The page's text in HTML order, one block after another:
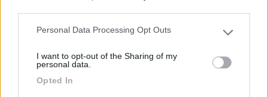
Please note that this website/app uses one or more Google
not limited to your visit or usage behaviour. You may click to
grant or deny consent to Google and its third-party tags to
use your data for below specified purposes in below Google
Personal Data Processing Opt Outs
I want to opt-out of the Sharing of my
personal data.
Opted In